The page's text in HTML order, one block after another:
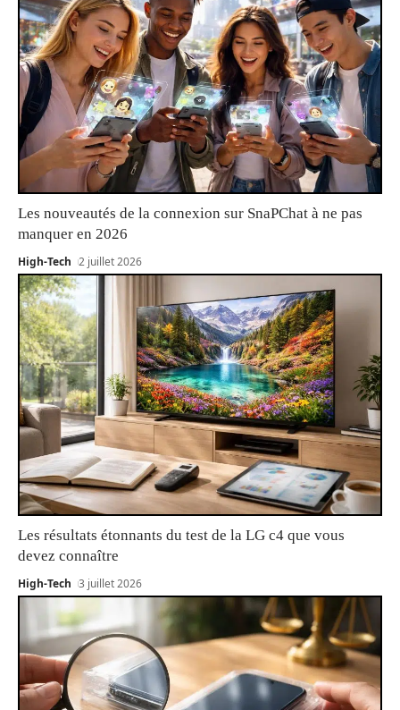
Les nouveautés de la connexion sur SnaPChat à ne pas
manquer en 2026
High-Tech 2 juillet 2026
Les résultats étonnants du test de la LG c4 que vous
devez connaître
High-Tech 3 juillet 2026